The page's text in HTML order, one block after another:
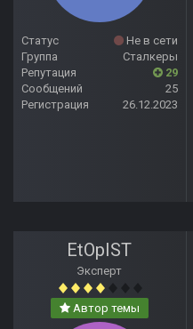
Статус
Не в сети
Группа
Сталкеры
Репутация
29
Сообщений
25
Регистрация
26.12.2023
EtOpIST
Эксперт
Автор темы